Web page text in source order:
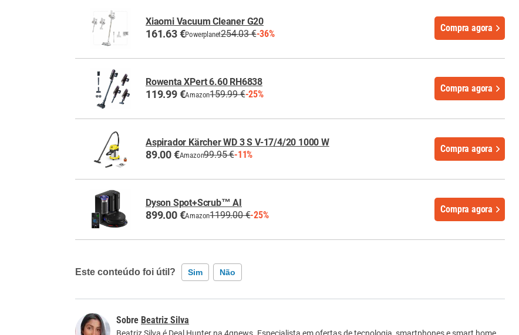
Xiaomi Vacuum Cleaner G20
161.63 €Powerplanet254.03 €-36%
Compra agora
Rowenta XPert 6.60 RH6838
119.99 €Amazon159.99 €-25%
Compra agora
Aspirador Kärcher WD 3 S V-17/4/20 1000 W
89.00 €Amazon99.95 €-11%
Compra agora
Dyson Spot+Scrub™ AI
899.00 €Amazon1199.00 €-25%
Compra agora
Este conteúdo foi útil? Sim Não
Este conteúdo não tem a informação que procuro
Beatriz Silva
Beatriz Silva é Deal Hunter na 4gnews. Especialista em ofertas de tecnologia, smartphones e smart home,